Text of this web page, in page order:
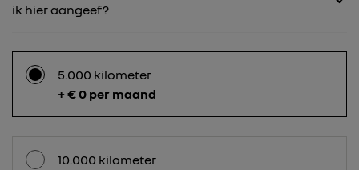
ik hier aangeef?
5.000 kilometer
+ € 0 per maand
10.000 kilometer